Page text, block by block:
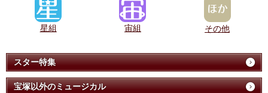
星組 宙組 その他
スター特集
宝塚以外のミュージカル